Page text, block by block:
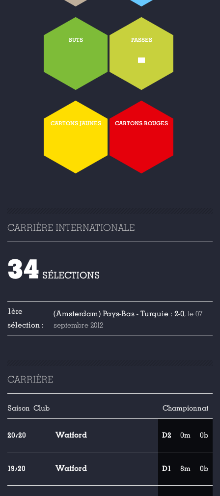
BUTS PASSES
-
CARTONS JAUNES CARTONS ROUGES
CARRIÈRE INTERNATIONALE
34 SÉLECTIONS
1ère
sélection :
(Amsterdam) Pays-Bas - Turquie : 2-0, le 07
septembre 2012
CARRIÈRE
Saison Club Championnat
20/20 Watford D2 0m 0b
19/20 Watford D1 8m 0b